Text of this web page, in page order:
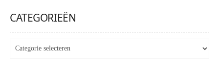
CATEGORIEËN